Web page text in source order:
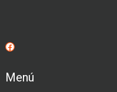
Facebook
Menú